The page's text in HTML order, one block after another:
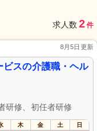
求人数 2 件
8月5日更新
ビスの介護職・ヘル
研修、初任者研修
木 金 土 日